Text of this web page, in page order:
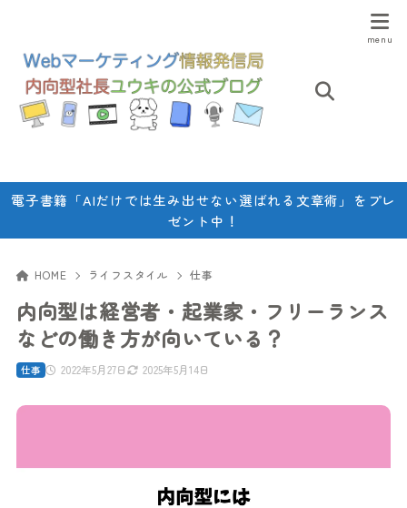
電子書籍「AIだけでは生み出せない選ばれる文章術」をプレ
ゼント中！
HOME ライフスタイル 仕事
内向型は経営者・起業家・フリーランス
などの働き方が向いている？
2022年5月27日 2025年5月14日
仕事